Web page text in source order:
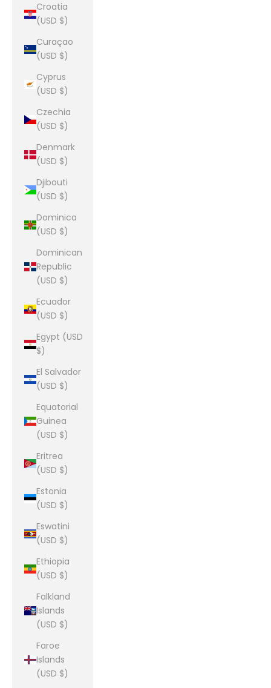
Croatia
(USD $)
Curaçao
(USD $)
Cyprus
(USD $)
Czechia
(USD $)
Denmark
(USD $)
Djibouti
(USD $)
Dominica
(USD $)
Dominican
Republic
(USD $)
Ecuador
(USD $)
Egypt (USD
$)
El Salvador
(USD $)
Equatorial
Guinea
(USD $)
Eritrea
(USD $)
Estonia
(USD $)
Eswatini
(USD $)
Ethiopia
(USD $)
Falkland
Islands
(USD $)
Faroe
Islands
(USD $)